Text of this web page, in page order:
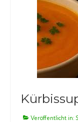
Veröffentlicht in: